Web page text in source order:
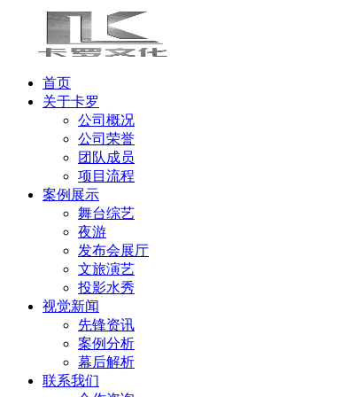
首页
关于卡罗
公司概况
公司荣誉
团队成员
项目流程
案例展示
舞台综艺
夜游
发布会展厅
文旅演艺
投影水秀
视觉新闻
先锋资讯
案例分析
幕后解析
联系我们